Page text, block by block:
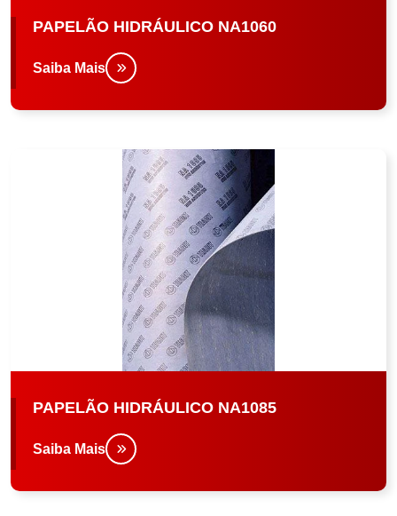
PAPELÃO HIDRÁULICO NA1060
Saiba Mais
PAPELÃO HIDRÁULICO NA1085
Saiba Mais